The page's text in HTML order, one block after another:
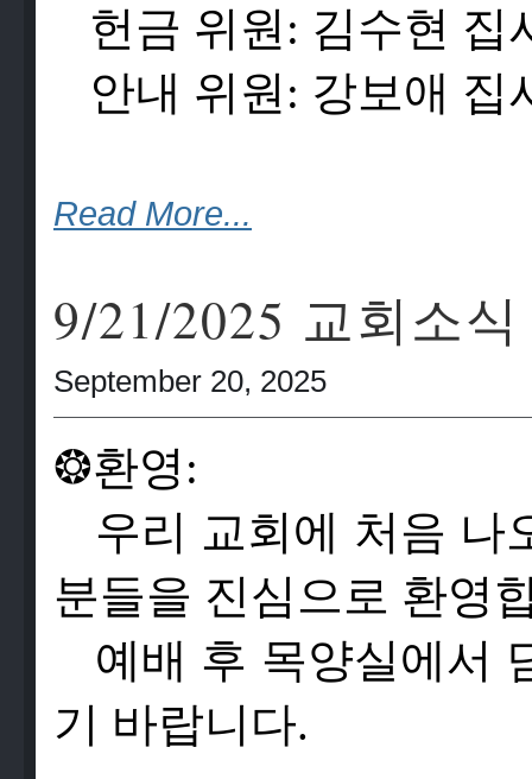
헌금 위 원 : 김수현 집
안내 위 원 : 강보애 집
Read More...
9/21/2025 교회소식
September 20, 2025
❂환영:
우리 교회에 처음 나
분들을 진심으로 환영
예배 후 목양실에서
기 바랍니다.